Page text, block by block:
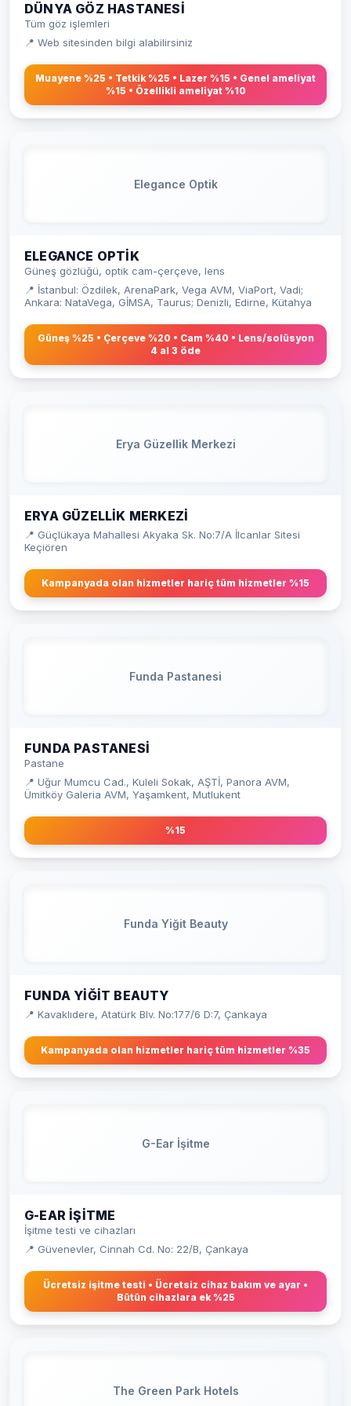
DÜNYA GÖZ HASTANESI
Tüm göz işlemleri
📍 Web sitesinden bilgi alabilirsiniz
Muayene %25 • Tetkik %25 • Lazer %15 • Genel ameliyat
%15 • Özellikli ameliyat %10
Elegance Optik
ELEGANCE OPTIK
Güneş gözlüğü, optik cam-çerçeve, lens
📍 İstanbul: Özdilek, ArenaPark, Vega AVM, ViaPort, Vadi;
Ankara: NataVega, GİMSA, Taurus; Denizli, Edirne, Kütahya
Güneş %25 • Çerçeve %20 • Cam %40 • Lens/solüsyon
4 al 3 öde
Erya Güzellik Merkezi
ERYA GÜZELLIK MERKEZI
📍 Güçlükaya Mahallesi Akyaka Sk. No:7/A İlcanlar Sitesi
Keçiören
Kampanyada olan hizmetler hariç tüm hizmetler %15
Funda Pastanesi
FUNDA PASTANESI
Pastane
📍 Uğur Mumcu Cad., Kuleli Sokak, AŞTİ, Panora AVM,
Ümitköy Galeria AVM, Yaşamkent, Mutlukent
%15
Funda Yiğit Beauty
FUNDA YIĞIT BEAUTY
📍 Kavaklıdere, Atatürk Blv. No:177/6 D:7, Çankaya
Kampanyada olan hizmetler hariç tüm hizmetler %35
G-Ear İşitme
G-EAR İŞITME
İşitme testi ve cihazları
📍 Güvenevler, Cinnah Cd. No: 22/B, Çankaya
Ücretsiz işitme testi • Ücretsiz cihaz bakım ve ayar •
Bütün cihazlara ek %25
The Green Park Hotels